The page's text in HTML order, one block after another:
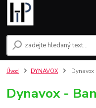
Úvod DYNAVOX Dynavox
Dynavox -